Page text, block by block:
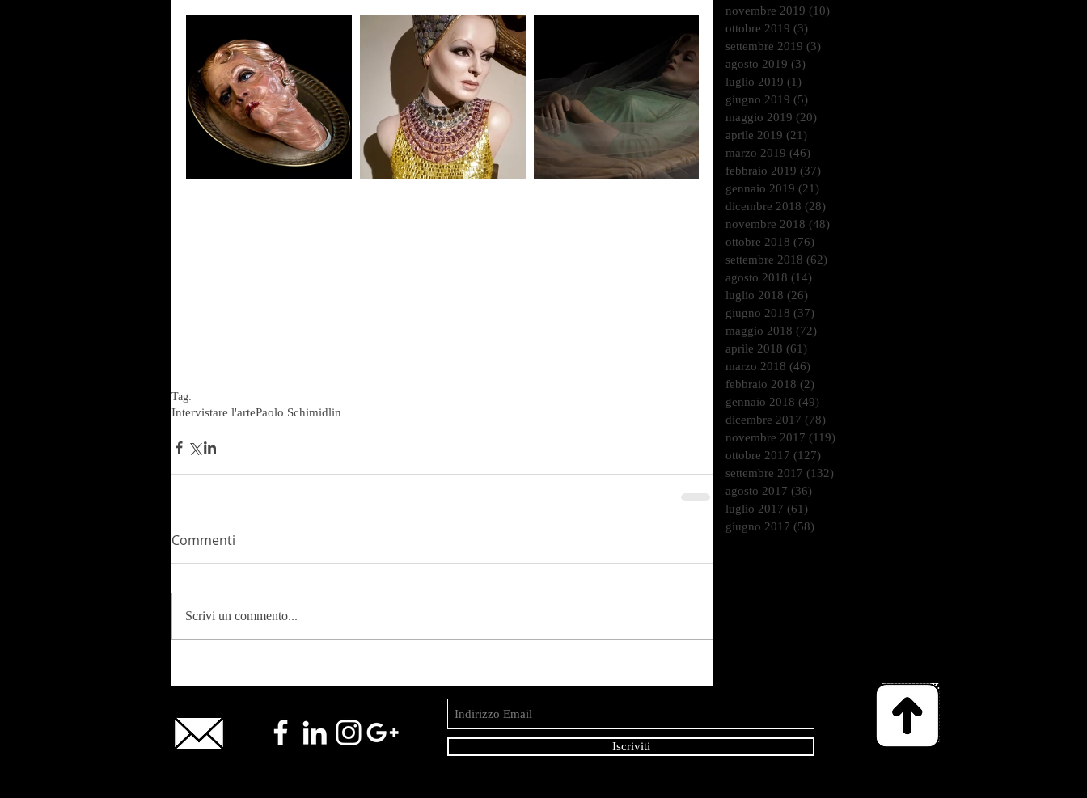
Tag:
Intervistare l'artePaolo Schimidlin
Commenti
Scrivi un commento...
novembre 2019 (10)
ottobre 2019 (3)
settembre 2019 (3)
agosto 2019 (3)
luglio 2019 (1)
giugno 2019 (5)
maggio 2019 (20)
aprile 2019 (21)
marzo 2019 (46)
febbraio 2019 (37)
gennaio 2019 (21)
dicembre 2018 (28)
novembre 2018 (48)
ottobre 2018 (76)
settembre 2018 (62)
agosto 2018 (14)
luglio 2018 (26)
giugno 2018 (37)
maggio 2018 (72)
aprile 2018 (61)
marzo 2018 (46)
febbraio 2018 (2)
gennaio 2018 (49)
dicembre 2017 (78)
novembre 2017 (119)
ottobre 2017 (127)
settembre 2017 (132)
agosto 2017 (36)
luglio 2017 (61)
giugno 2017 (58)
Iscriviti